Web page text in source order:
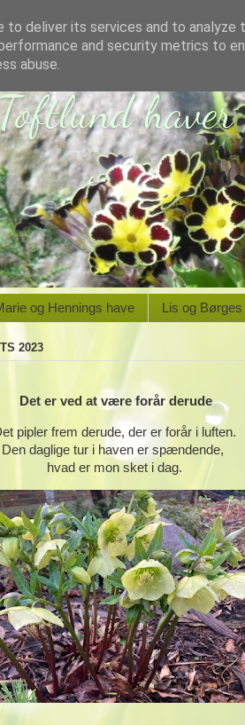
haver
og Hennings have Lis og
2023
Det er ved at være forår derude
pipler frem derude, der er forår i luften.
Den daglige tur i haven er spændende,
hvad er mon sket i dag.
deliver its services and to analyze
and security metrics to
abuse.